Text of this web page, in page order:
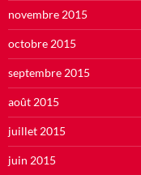
novembre 2015
octobre 2015
septembre 2015
août 2015
juillet 2015
juin 2015